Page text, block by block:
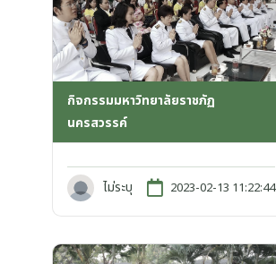
กิจกรรมมหาวิทยาลัยราชภัฏ
นครสวรรค์
ไม่ระบุ 2023-02-13 11:22:44